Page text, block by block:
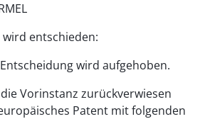
entschieden:
wird aufgehoben.
Vorinstanz zurückverwiesen
Patent mit folgenden